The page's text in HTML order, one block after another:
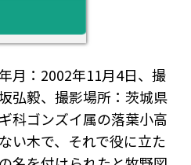
月：2002年11月4日、撮
弘毅、撮影場所：茨城県
科ゴンズイ属の落葉小高
い木で、それで役に立た